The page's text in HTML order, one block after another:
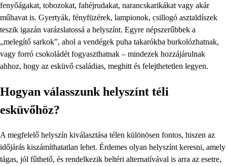
fenyőágakat, tobozokat, fahéjrudakat, narancskarikákat vagy akár
műhavat is. Gyertyák, fényfüzérek, lampionok, csillogó asztaldíszek
teszik igazán varázslatossá a helyszínt. Egyre népszerűbbek a
„melegítő sarkok”, ahol a vendégek puha takarókba burkolózhatnak,
vagy forró csokoládét fogyaszthatnak – mindezek hozzájárulnak
ahhoz, hogy az esküvő családias, meghitt és felejthetetlen legyen.
Hogyan válasszunk helyszínt téli
esküvőhöz?
A megfelelő helyszín kiválasztása télen különösen fontos, hiszen az
időjárás kiszámíthatatlan lehet. Érdemes olyan helyszínt keresni, amely
tágas, jól fűthető, és rendelkezik beltéri alternatívával is arra az esetre,